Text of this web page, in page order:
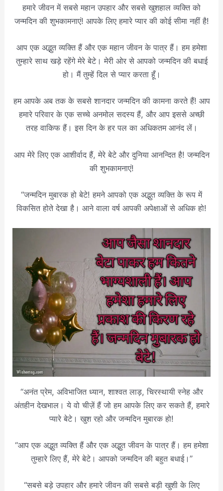
हमारे जीवन में सबसे महान उपहार और सबसे खुशहाल व्यक्ति को
जन्मदिन की शुभकामनाएं! आपके लिए हमारे प्यार की कोई सीमा नहीं है!
आप एक अद्भुत व्यक्ति हैं और एक महान जीवन के पात्र हैं। हम हमेशा
तुम्हारे साथ खड़े रहेंगे मेरे बेटे। मेरी ओर से आपको जन्मदिन की बधाई
हो। मैं तुम्हें दिल से प्यार करता हूँ।
हम आपके अब तक के सबसे शानदार जन्मदिन की कामना करते हैं! आप
हमारे परिवार के एक सच्चे अनमोल सदस्य हैं, और आप इससे अच्छी
तरह वाकिफ हैं। इस दिन के हर पल का अधिकतम आनंद लें।
आप मेरे लिए एक आशीर्वाद हैं, मेरे बेटे और दुनिया आनन्दित है! जन्मदिन
की शुभकामनाएं!
“जन्मदिन मुबारक हो बेटे! हमने आपको एक अद्भुत व्यक्ति के रूप में
विकसित होते देखा है। आने वाला वर्ष आपकी अपेक्षाओं से अधिक हो!
“अनंत प्रेम, अविभाजित ध्यान, शाश्वत लाड़, चिरस्थायी स्नेह और
अंतहीन देखभाल। ये वो चीज़ें हैं जो हम आपके लिए कर सकते हैं, हमारे
प्यारे बेटे। खुश रहो और जन्मदिन मुबारक हो!
“आप एक अद्भुत व्यक्ति हैं और एक अद्भुत जीवन के पात्र हैं। हम हमेशा
तुम्हारे लिए हैं, मेरे बेटे। आपको जन्मदिन की बहुत बधाई।”
“सबसे बड़े उपहार और हमारे जीवन की सबसे बड़ी खुशी के लिए